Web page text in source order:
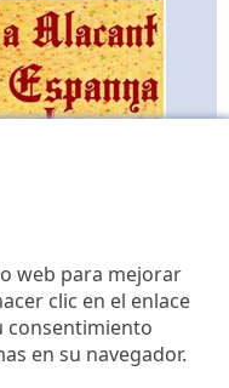
y de
web para mejorar
clic en el enlace
consentimiento
en su navegador.